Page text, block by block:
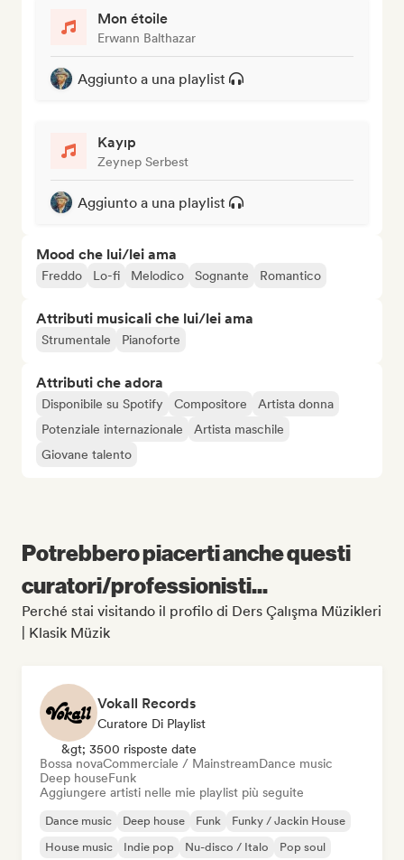
Mon étoile
Erwann Balthazar
Aggiunto a una playlist
Kayıp
Zeynep Serbest
Aggiunto a una playlist
Mood che lui/lei ama
Freddo Lo-fi Melodico Sognante Romantico
Attributi musicali che lui/lei ama
Strumentale Pianoforte
Attributi che adora
Disponibile su Spotify Compositore
Artista donna
Potenziale internazionale
Artista maschile
Giovane talento
Potrebbero piacerti anche questi
curatori/professionisti...
Perché stai visitando il profilo di Ders Çalışma Müzikleri
| Klasik Müzik
Vokall Records
Curatore Di Playlist
&gt; 3500 risposte date
Bossa novaCommerciale / MainstreamDance music
Deep houseFunk
Aggiungere artisti nelle mie playlist più seguite
Dance music Deep house Funk
Funky / Jackin House
House music
Indie pop Nu-disco / Italo Pop soul